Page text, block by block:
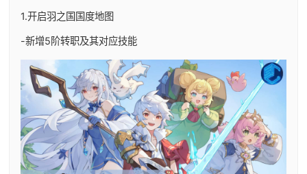
1.开启羽之国国度地图
-新增5阶转职及其对应技能